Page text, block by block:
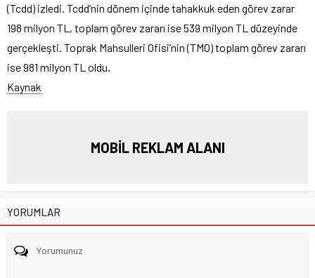
(Tcdd) izledi. Tcdd’nin dönem içinde tahakkuk eden görev zarar
198 milyon TL, toplam görev zararı ise 539 milyon TL düzeyinde
gerçekleşti. Toprak Mahsulleri Ofisi’nin (TMO) toplam görev zararı
ise 981 milyon TL oldu.
Kaynak
MOBİL REKLAM ALANI
YORUMLAR